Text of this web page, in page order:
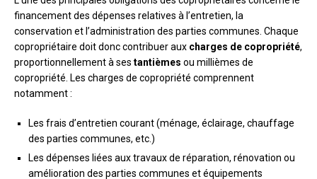
financement des dépenses relatives à l’entretien, la
conservation et l’administration des parties communes. Chaque
copropriétaire doit donc contribuer aux charges de copropriété,
proportionnellement à ses tantièmes ou millièmes de
copropriété. Les charges de copropriété comprennent
notamment :
Les frais d’entretien courant (ménage, éclairage, chauffage
des parties communes, etc.)
Les dépenses liées aux travaux de réparation, rénovation ou
amélioration des parties communes et équipements